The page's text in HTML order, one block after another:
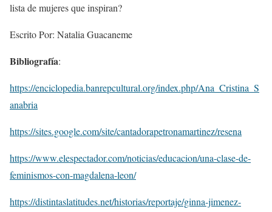
lista de mujeres que inspiran?
Escrito Por: Natalia Guacaneme
Bibliografía:
https://enciclopedia.banrepcultural.org/index.php/Ana_Cristina_S
anabria
https://sites.google.com/site/cantadorapetronamartinez/resena
https://www.elespectador.com/noticias/educacion/una-clase-de-
feminismos-con-magdalena-leon/
https://distintaslatitudes.net/historias/reportaje/ginna-jimenez-